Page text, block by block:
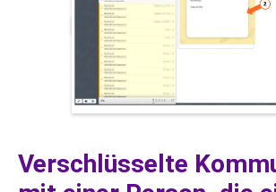
Verschlüsselte